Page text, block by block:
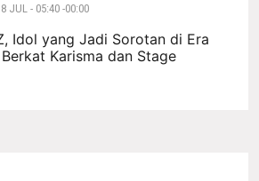
8 JUL - 05:40 -00:00
Idol yang Jadi Sorotan di Era
Karisma dan Stage